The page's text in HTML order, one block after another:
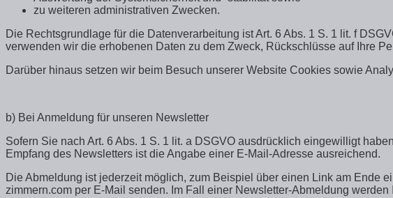
zu weiteren administrativen Zwecken.
Die Rechtsgrundlage für die Datenverarbeitung ist Art. 6 Abs. 1 S. 1 lit. f
verwenden wir die erhobenen Daten zu dem Zweck, Rückschlüsse auf Ihre
Darüber hinaus setzen wir beim Besuch unserer Website Cookies sowie
b) Bei Anmeldung für unseren Newsletter
Sofern Sie nach Art. 6 Abs. 1 S. 1 lit. a DSGVO ausdrücklich eingewilligt
Empfang des Newsletters ist die Angabe einer E-Mail-Adresse ausreichend.
Die Abmeldung ist jederzeit möglich, zum Beispiel über einen Link am Ende
zimmern.com per E-Mail senden. Im Fall einer Newsletter-Abmeldung